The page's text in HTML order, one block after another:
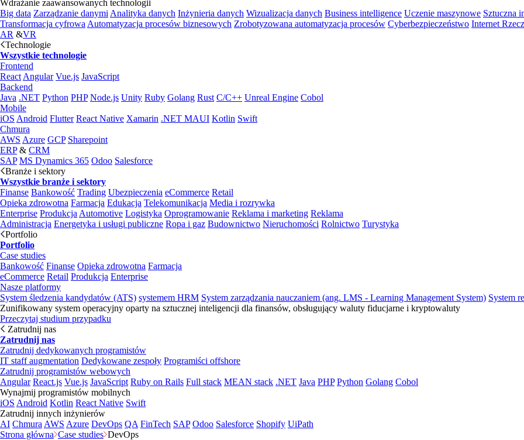
Wdrażanie zaawansowanych technologii
Big data Zarządzanie danymi Analityka danych Inżynieria danych Wizualizacja danych Business intelligence Uczenie maszynowe Sztuczna
Transformacja cyfrowa Automatyzacja procesów biznesowych Zrobotyzowana automatyzacja procesów Cyberbezpieczeństwo Internet
AR &VR
Technologie
Wszystkie technologie
Frontend
React Angular Vue.js JavaScript
Backend
Java .NET Python PHP Node.js Unity Ruby Golang Rust C/C++ Unreal Engine Cobol
Mobile
iOS Android Flutter React Native Xamarin .NET MAUI Kotlin Swift
Chmura
AWS Azure GCP Sharepoint
ERP& CRM
SAP MS Dynamics 365 Odoo Salesforce
Branże i sektory
Wszystkie branże i sektory
Finanse Bankowość Trading Ubezpieczenia eCommerce Retail
Opieka zdrowotna Farmacja Edukacja Telekomunikacja Media i rozrywka
Enterprise Produkcja Automotive Logistyka Oprogramowanie Reklama i marketing Reklama
Administracja Energetyka i usługi publiczne Ropa i gaz Budownictwo Nieruchomości Rolnictwo Turystyka
Portfolio
Portfolio
Case studies
Bankowość Finanse Opieka zdrowotna Farmacja
eCommerce Retail Produkcja Enterprise
Nasze platformy
System śledzenia kandydatów (ATS) systemem HRM System zarządzania nauczaniem (ang. LMS - Learning Management System) System
Zunifikowany system operacyjny oparty na sztucznej inteligencji dla finansów, obsługujący waluty fiducjarne i kryptowaluty
Przeczytaj studium przypadku
Zatrudnij nas
Zatrudnij nas
Zatrudnij dedykowanych programistów
IT staff augmentation Dedykowane zespoły Programiści offshore
Zatrudnij programistów webowych
Angular React.js Vue.js JavaScript Ruby on Rails Full stack MEAN stack .NET Java PHP Python Golang Cobol
Wynajmij programistów mobilnych
iOS Android Kotlin React Native Swift
Zatrudnij innych inżynierów
AI Chmura AWS Azure DevOps QA FinTech SAP Odoo Salesforce Shopify UiPath
Strona główna Case studies DevOps